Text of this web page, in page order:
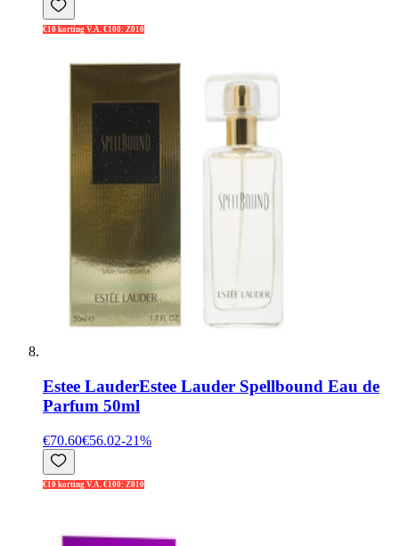
€10 korting V.A. €100: Z010
Estee LauderEstee Lauder Spellbound Eau de
Parfum 50ml
€70.60€56.02-21%
€10 korting V.A. €100: Z010